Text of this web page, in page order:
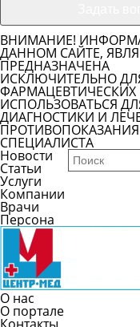
ВНИМАНИЕ!
ДАННОМ САЙТЕ,
ПРЕДНАЗНАЧЕНА
ИСКЛЮЧИТЕЛЬНО
ИСПОЛЬЗОВАТЬСЯ
ДИАГНОСТИКИ И
СПЕЦИАЛИСТА
Новости
Статьи
Услуги
Компании
Врачи
Персона
О нас
О портале